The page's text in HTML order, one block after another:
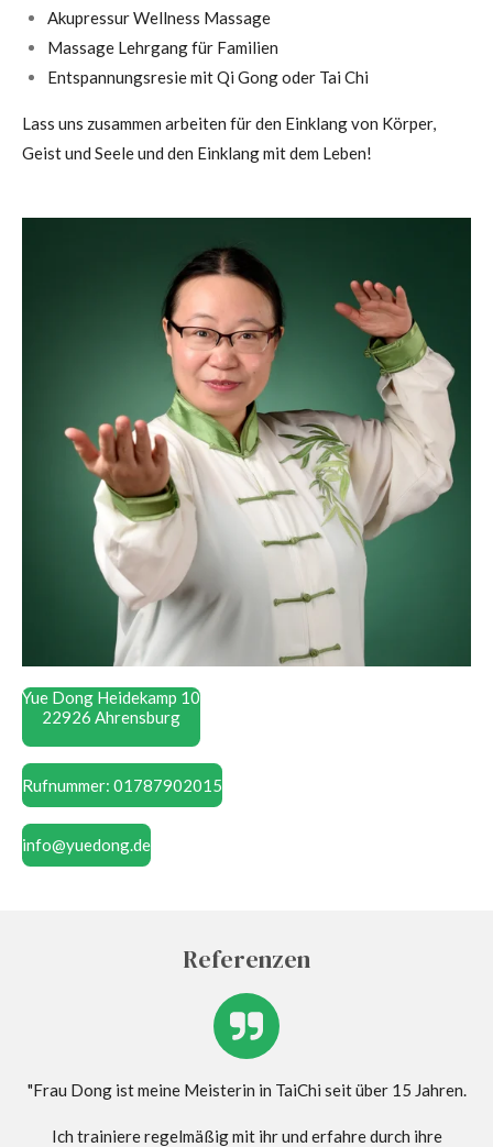
Akupressur Wellness Massage
Massage Lehrgangfür Familien
Entspannungsresie mit Qi Gong oder Tai Chi
Lass uns zusammen arbeiten für den Einklang von Körper,
Geist und Seele und den Einklang mit dem Leben!
Yue Dong Heidekamp 10
22926 Ahrensburg
Rufnummer: 01787902015
info@yuedong.de
Referenzen
"Frau Dong ist meine Meisterin in TaiChi seit über 15 Jahren.
Ich trainiere regelmäßig mit ihr und erfahre durch ihre